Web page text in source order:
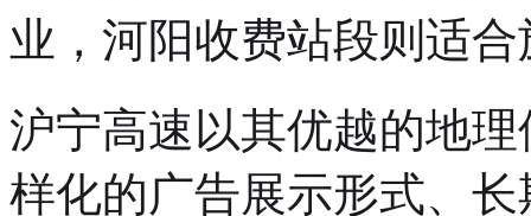
业，河阳收费站段则适
沪宁高速以其优越的地
样化的广告展示形式、